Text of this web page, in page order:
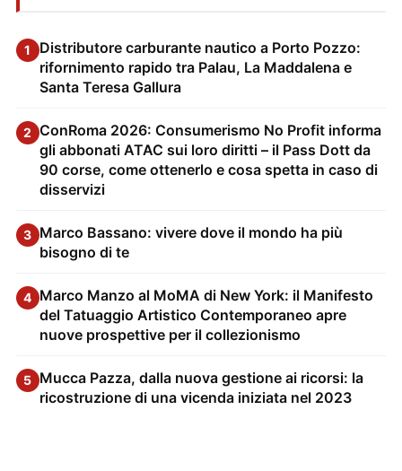
1
Distributore carburante nautico a Porto Pozzo:
rifornimento rapido tra Palau, La Maddalena e
Santa Teresa Gallura
2 ConRoma 2026: Consumerismo No Profit informa
gli abbonati ATAC sui loro diritti – il Pass Dott da
90 corse, come ottenerlo e cosa spetta in caso di
disservizi
3 Marco Bassano: vivere dove il mondo ha più
bisogno di te
4 Marco Manzo al MoMA di New York: il Manifesto
del Tatuaggio Artistico Contemporaneo apre
nuove prospettive per il collezionismo
5 Mucca Pazza, dalla nuova gestione ai ricorsi: la
ricostruzione di una vicenda iniziata nel 2023